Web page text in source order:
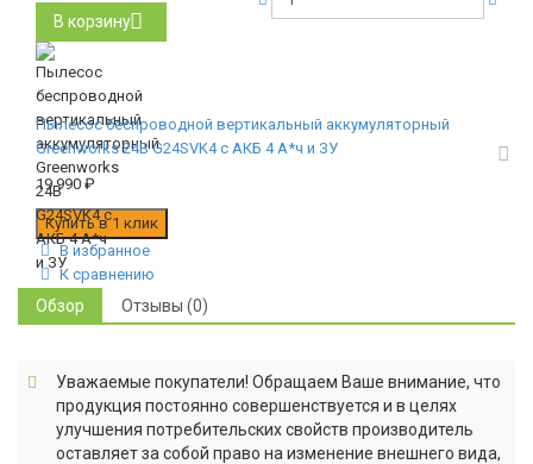
В корзину
Пылесос беспроводной вертикальный аккумуляторный
Greenworks 24В G24SVK4 с АКБ 4 А*ч и ЗУ
19 990 ₽
В избранное
К сравнению
Обзор Отзывы (0)
Уважаемые покупатели! Обращаем Ваше внимание, что
продукция постоянно совершенствуется и в целях
улучшения потребительских свойств производитель
оставляет за собой право на изменение внешнего вида,